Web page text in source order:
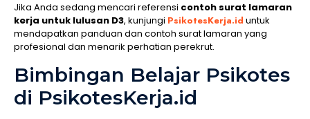
Jika Anda sedang mencari referensi contoh surat lamaran
kerja untuk lulusan D3, kunjungi PsikotesKerja.id untuk
mendapatkan panduan dan contoh surat lamaran yang
profesional dan menarik perhatian perekrut.
Bimbingan Belajar Psikotes
di PsikotesKerja.id